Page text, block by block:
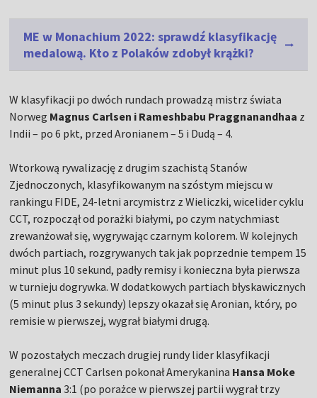
ME w Monachium 2022: sprawdź klasyfikację
medalową. Kto z Polaków zdobył krążki?
W klasyfikacji po dwóch rundach prowadzą mistrz świata
Norweg Magnus Carlsen i Rameshbabu Praggnanandhaa z
Indii – po 6 pkt, przed Aronianem – 5 i Dudą – 4.
Wtorkową rywalizację z drugim szachistą Stanów
Zjednoczonych, klasyfikowanym na szóstym miejscu w
rankingu FIDE, 24-letni arcymistrz z Wieliczki, wicelider cyklu
CCT, rozpoczął od porażki białymi, po czym natychmiast
zrewanżował się, wygrywając czarnym kolorem. W kolejnych
dwóch partiach, rozgrywanych tak jak poprzednie tempem 15
minut plus 10 sekund, padły remisy i konieczna była pierwsza
w turnieju dogrywka. W dodatkowych partiach błyskawicznych
(5 minut plus 3 sekundy) lepszy okazał się Aronian, który, po
remisie w pierwszej, wygrał białymi drugą.
W pozostałych meczach drugiej rundy lider klasyfikacji
generalnej CCT Carlsen pokonał Amerykanina Hansa Moke
Niemanna 3:1 (po porażce w pierwszej partii wygrał trzy